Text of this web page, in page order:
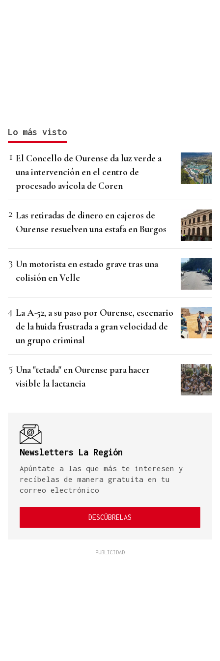
Lo más visto
El Concello de Ourense da luz verde a
una intervención en el centro de
procesado avícola de Coren
Las retiradas de dinero en cajeros de
Ourense resuelven una estafa en Burgos
Un motorista en estado grave tras una
colisión en Velle
La A-52, a su paso por Ourense, escenario
de la huida frustrada a gran velocidad de
un grupo criminal
Una "tetada" en Ourense para hacer
visible la lactancia
Newsletters La Región
Apúntate a las que más te interesen y
recíbelas de manera gratuita en tu
correo electrónico
DESCÚBRELAS